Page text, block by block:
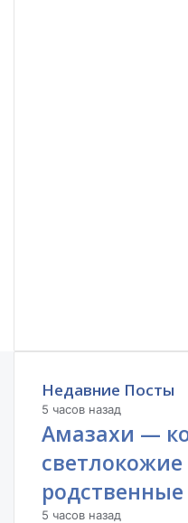
Недавние Посты
5 часов назад
Амазахи —
5 часов назад